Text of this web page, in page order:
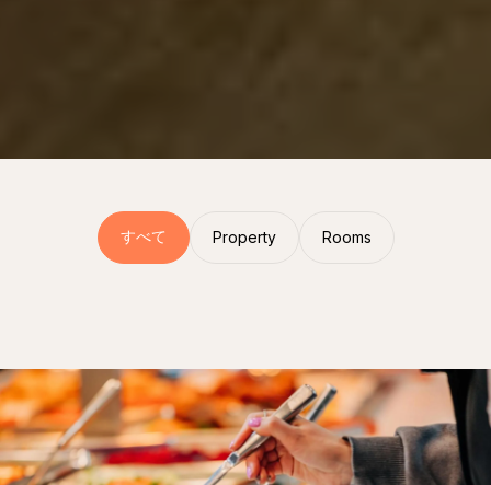
すべて Property Rooms